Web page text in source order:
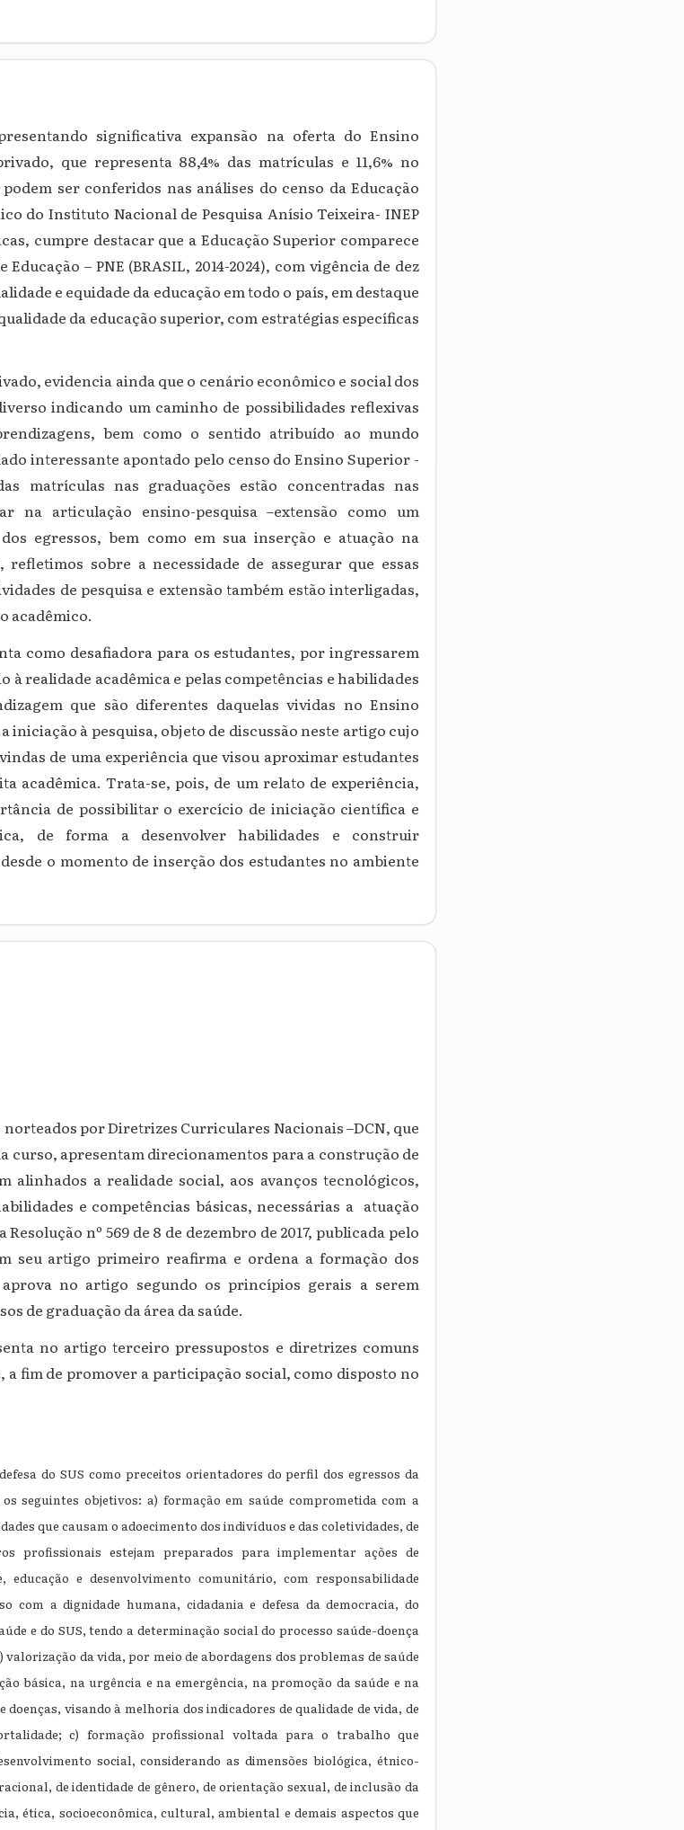
significativa expansão na oferta do Ensino
que representa 88,4% das matrículas e 11,6% no
ser conferidos nas análises do censo da Educação
do Instituto Nacional de Pesquisa Anísio Teixeira- INEP
cumpre destacar que a Educação Superior comparece
– PNE (BRASIL, 2014-2024), com vigência de dez
e equidade da educação em todo o país, em destaque
da educação superior, com estratégias específicas
evidencia ainda que o cenário econômico e social dos
indicando um caminho de possibilidades reflexivas
bem como o sentido atribuído ao mundo
interessante apontado pelo censo do Ensino Superior -
matrículas nas graduações estão concentradas nas
na articulação ensino-pesquisa –extensão como um
egressos, bem como em sua inserção e atuação na
sobre a necessidade de assegurar que essas
de pesquisa e extensão também estão interligadas,
acadêmico.
como desafiadora para os estudantes, por ingressarem
à realidade acadêmica e pelas competências e habilidades
que são diferentes daquelas vividas no Ensino
iniciação à pesquisa, objeto de discussão neste artigo cujo
de uma experiência que visou aproximar estudantes
acadêmica. Trata-se, pois, de um relato de experiência,
de possibilitar o exercício de iniciação científica e
de forma a desenvolver habilidades e construir
o momento de inserção dos estudantes no ambiente
norteados por Diretrizes Curriculares Nacionais –DCN, que
curso, apresentam direcionamentos para a construção de
alinhados a realidade social, aos avanços tecnológicos,
e competências básicas, necessárias a atuação
nº 569 de 8 de dezembro de 2017, publicada pelo
seu artigo primeiro reafirma e ordena a formação dos
no artigo segundo os princípios gerais a serem
de graduação da área da saúde.
no artigo terceiro pressupostos e diretrizes comuns
a fim de promover a participação social, como disposto no
do SUS como preceitos orientadores do perfil dos egressos da
seguintes objetivos: a) formação em saúde comprometida com a
que causam o adoecimento dos indivíduos e das coletividades, de
profissionais estejam preparados para implementar ações de
educação e desenvolvimento comunitário, com responsabilidade
com a dignidade humana, cidadania e defesa da democracia, do
e do SUS, tendo a determinação social do processo saúde-doença
da vida, por meio de abordagens dos problemas de saúde
básica, na urgência e na emergência, na promoção da saúde e na
doenças, visando à melhoria dos indicadores de qualidade de vida, de
c) formação profissional voltada para o trabalho que
social, considerando as dimensões biológica, étnico-
de identidade de gênero, de orientação sexual, de inclusão da
ética, socioeconômica, cultural, ambiental e demais aspectos que